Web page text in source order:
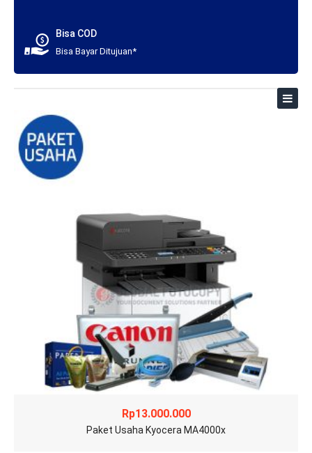
Bisa COD
Bisa Bayar Ditujuan*
Rp13.000.000
Paket Usaha Kyocera MA4000x